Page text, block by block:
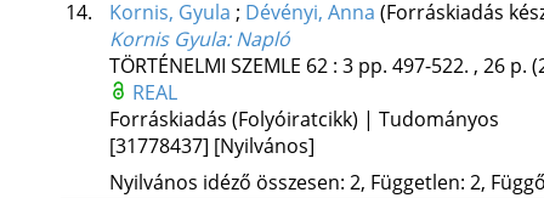
14.
Kornis, Gyula ; Dévényi, Anna (Forráskiadás
Kornis Gyula: Napló
TÖRTÉNELMI SZEMLE 62: 3 pp. 497-522. , 26 p.
REAL
Forráskiadás (Folyóiratcikk) | Tudományos
[31778437] [Nyilvános]
Nyilvános idéző összesen: 2, Független: 2,